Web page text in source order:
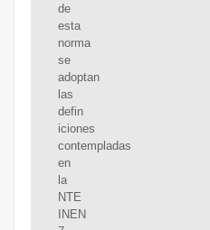
de
esta
norma
se
adoptan
las
defin
iciones
contempladas
en
la
NTE
INEN